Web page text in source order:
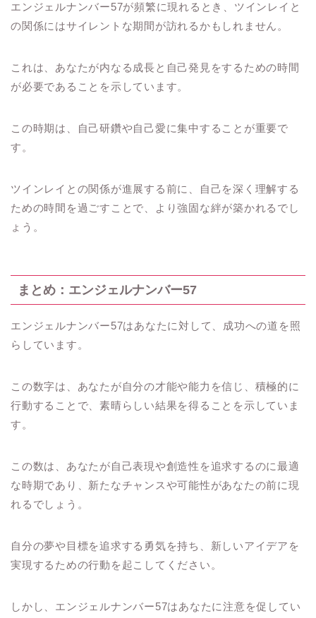
エンジェルナンバー57が頻繁に現れるとき、ツインレイと
の関係にはサイレントな期間が訪れるかもしれません。
これは、あなたが内なる成長と自己発見をするための時間
が必要であることを示しています。
この時期は、自己研鑽や自己愛に集中することが重要で
す。
ツインレイとの関係が進展する前に、自己を深く理解する
ための時間を過ごすことで、より強固な絆が築かれるでし
ょう。
まとめ：エンジェルナンバー57
エンジェルナンバー57はあなたに対して、成功への道を照
らしています。
この数字は、あなたが自分の才能や能力を信じ、積極的に
行動することで、素晴らしい結果を得ることを示していま
す。
この数は、あなたが自己表現や創造性を追求するのに最適
な時期であり、新たなチャンスや可能性があなたの前に現
れるでしょう。
自分の夢や目標を追求する勇気を持ち、新しいアイデアを
実現するための行動を起こしてください。
しかし、エンジェルナンバー57はあなたに注意を促してい